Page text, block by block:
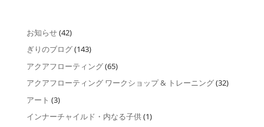
お知らせ(42)
ぎりのブログ(143)
アクアフローティング(65)
アクアフローティング ワークショップ & トレーニング(32)
アート (3)
インナーチャイルド・内なる子供(1)